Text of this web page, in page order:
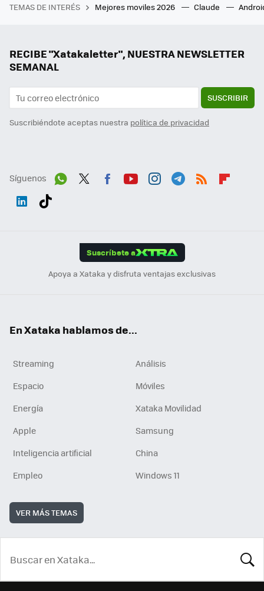
TEMAS DE INTERÉS Mejores moviles 2026 Claude
RECIBE "Xatakaletter", NUESTRA NEWSLETTER
SEMANAL
SUSCRIBIR
Suscribiéndote aceptas nuestra política de privacidad
Síguenos
Suscríbete a
Apoya a Xataka y disfruta ventajas exclusivas
En Xataka hablamos de...
Streaming
Análisis
Espacio
Móviles
Energía
Xataka Movilidad
Apple
Samsung
Inteligencia artificial
China
Empleo
Windows 11
VER MÁS TEMAS